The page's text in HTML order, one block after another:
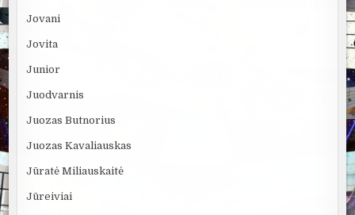
Jovani
Jovita
Junior
Juodvarnis
Juozas Butnorius
Juozas Kavaliauskas
Jūratė Miliauskaitė
Jūreiviai